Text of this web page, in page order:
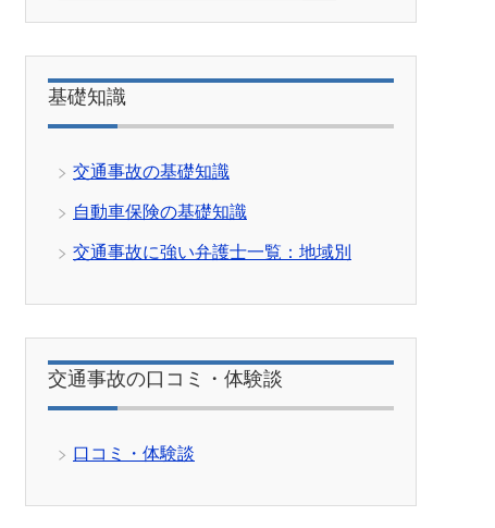
基礎知識
交通事故の基礎知識
自動車保険の基礎知識
交通事故に強い弁護士一覧：地域別
交通事故の口コミ・体験談
口コミ・体験談